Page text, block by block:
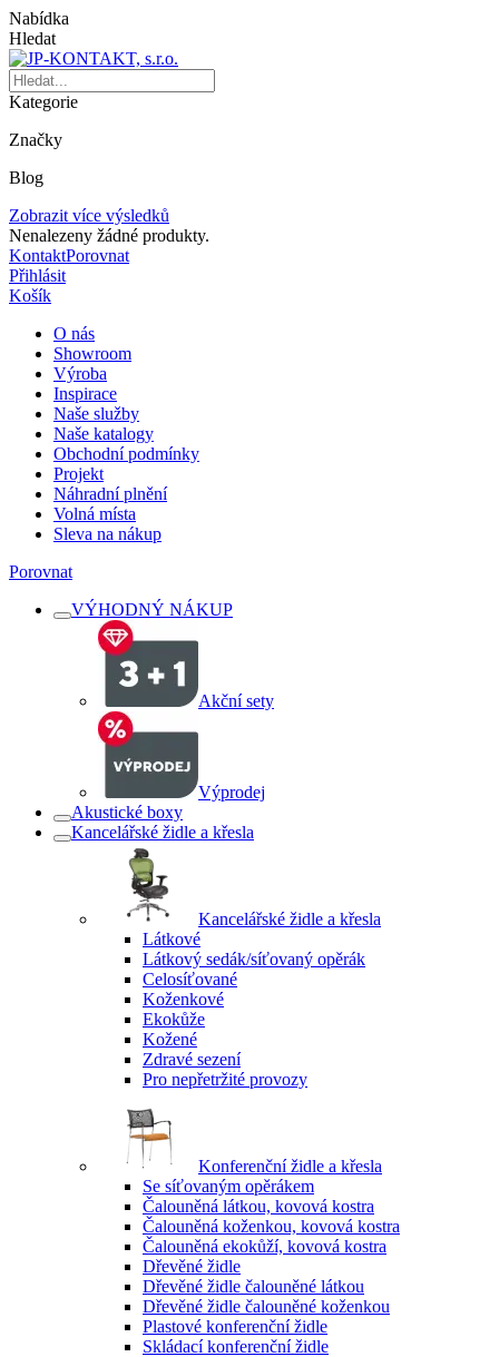
Nabídka
Hledat
Kategorie
Značky
Blog
Zobrazit více výsledků
Nenalezeny žádné produkty.
KontaktPorovnat
Přihlásit
Košík
O nás
Showroom
Výroba
Inspirace
Naše služby
Naše katalogy
Obchodní podmínky
Projekt
Náhradní plnění
Volná místa
Sleva na nákup
Porovnat
VÝHODNÝ NÁKUP
Akční sety
Výprodej
Akustické boxy
Kancelářské židle a křesla
Kancelářské židle a křesla
Látkové
Látkový sedák/síťovaný opěrák
Celosíťované
Koženkové
Ekokůže
Kožené
Zdravé sezení
Pro nepřetržité provozy
Konferenční židle a křesla
Se síťovaným opěrákem
Čalouněná látkou, kovová kostra
Čalouněná koženkou, kovová kostra
Čalouněná ekokůží, kovová kostra
Dřevěné židle
Dřevěné židle čalouněné látkou
Dřevěné židle čalouněné koženkou
Plastové konferenční židle
Skládací konferenční židle